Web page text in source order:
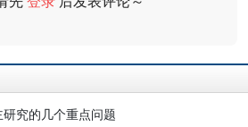
究的几个重点问题